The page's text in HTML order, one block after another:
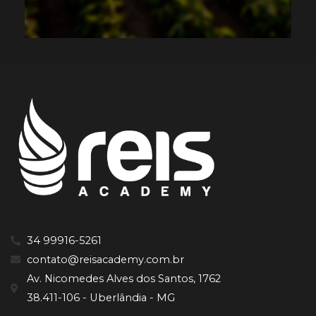
34 99916-5261
contato@reisacademy.com.br
Av. Nicomedes Alves dos Santos, 1762
38.411-106 - Uberlândia - MG